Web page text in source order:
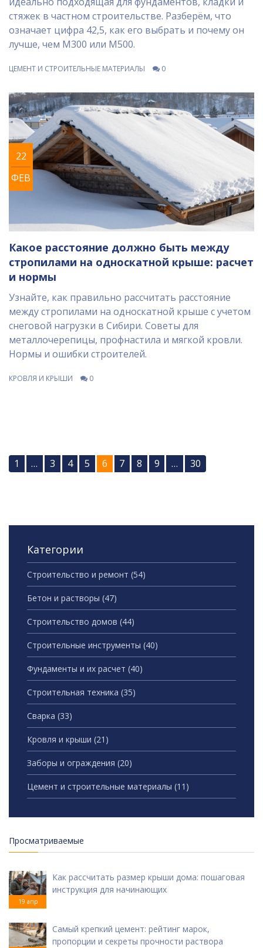
стяжек в частном строительстве. Разберём, что
означает цифра 42,5, как его выбрать и почему он
лучше, чем М300 или М500.
ЦЕМЕНТ И СТРОИТЕЛЬНЫЕ МАТЕРИАЛЫ 0
22
ФЕВ
Какое расстояние должно быть между
стропилами на односкатной крыше: расчет
и нормы
Узнайте, как правильно рассчитать расстояние
между стропилами на односкатной крыше с учетом
снеговой нагрузки в Сибири. Советы для
металлочерепицы, профнастила и мягкой кровли.
Нормы и ошибки строителей.
КРОВЛЯ И КРЫШИ 0
1 … 3 4 5 6 7 8 9 … 30
Категории
Строительство и ремонт (54)
Бетон и растворы (47)
Строительство домов (44)
Строительные инструменты (40)
Фундаменты и их расчет (40)
Строительная техника (35)
Сварка (33)
Кровля и крыши (21)
Заборы и ограждения (20)
Цемент и строительные материалы (11)
Просматриваемые
19 апр
Как рассчитать размер крыши дома: пошаговая
инструкция для начинающих
Самый крепкий цемент: рейтинг марок,
пропорции и секреты прочности раствора